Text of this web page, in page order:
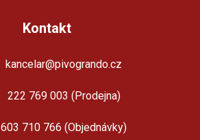
Kontakt
kancelar@pivogrando.cz
222 769 003 (Prodejna)
603 710 766 (Objednávky)